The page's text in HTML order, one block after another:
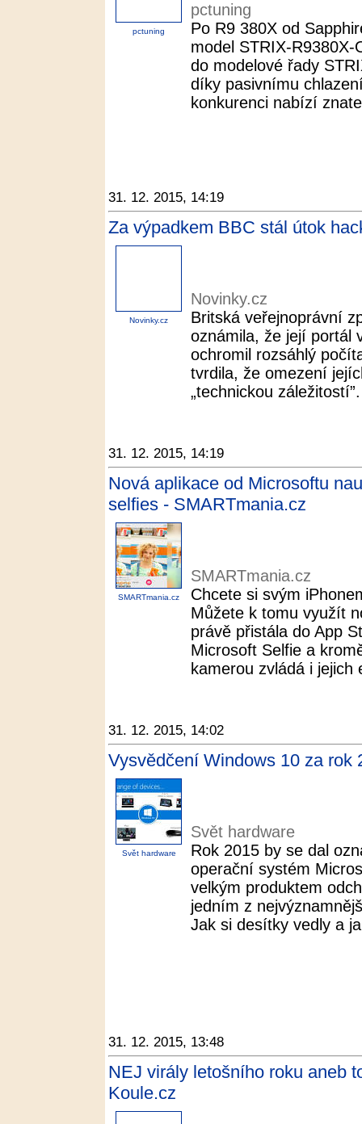
pctuning
pctuning
Po R9 380X od
model STRIX-
do modelové řady
díky pasivnímu
konkurenci nabízí
31. 12. 2015, 14:19
Za výpadkem BBC stál útok
Novinky.cz
Novinky.cz
Britská veřejnoprávní
oznámila, že její portál
ochromil rozsáhlý
tvrdila, že omezení
„technickou
31. 12. 2015, 14:19
Nová aplikace od Microsoftu
selfies - SMARTmania.cz
SMARTmania.cz
SMARTmania.cz
Chcete si svým
Můžete k tomu využít
právě přistála do App
Microsoft Selfie a
kamerou zvládá i
31. 12. 2015, 14:02
Vysvědčení Windows 10 za rok
Svět hardware
Svět hardware
Rok 2015 by se dal
operační systém
velkým produktem
jedním z
Jak si desítky vedly a
31. 12. 2015, 13:48
NEJ virály letošního roku aneb
Koule.cz